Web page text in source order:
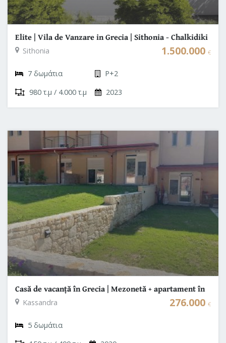
Elite | Vila de Vanzare in Grecia | Sithonia - Chalkidiki
Sithonia 1.500.000 €
7 δωμάτια
P+2
980 τ.μ / 4.000 τ.μ
2023
Casă de vacanță în Grecia | Mezonetă + apartament în
Elani, Kassandra – Halkidiki (2 intrări separate)
Kassandra 276.000 €
5 δωμάτια